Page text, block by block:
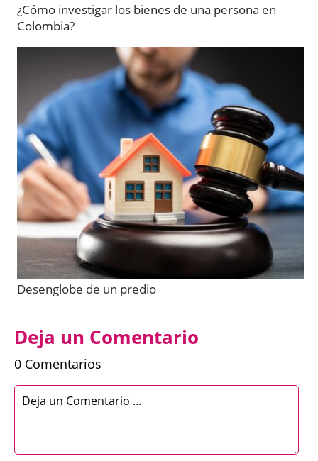
¿Cómo investigar los bienes de una persona en
Colombia?
Desenglobe de un predio
Deja un Comentario
0 Comentarios